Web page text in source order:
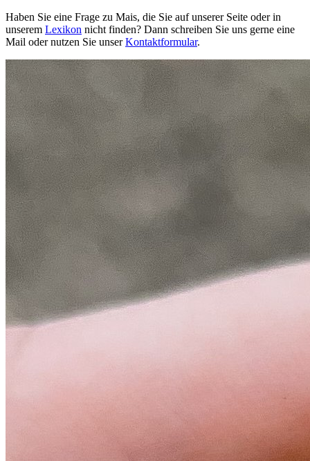
Haben Sie eine Frage zu Mais, die Sie auf unserer Seite oder in
unserem Lexikon nicht finden? Dann schreiben Sie uns gerne eine
Mail oder nutzen Sie unserKontaktformular.